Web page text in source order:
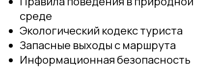
среде
Экологический кодекс туриста
Запасные выходы с маршрута
Информационная безопасность